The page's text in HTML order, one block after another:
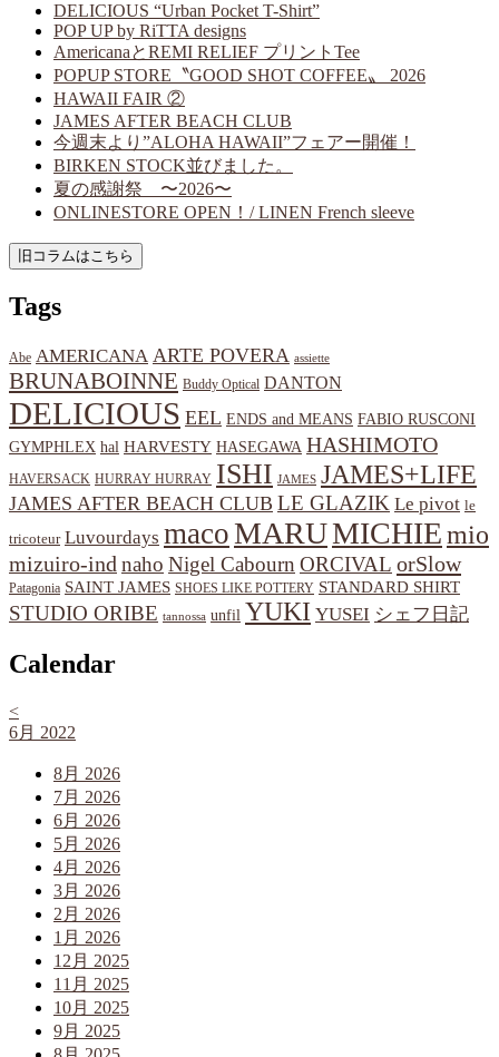
DELICIOUS “Urban Pocket T-Shirt”
POP UP by RiTTA designs
AmericanaとREMI RELIEF プリントTee
POPUP STORE〝GOOD SHOT COFFEE〟 2026
HAWAII FAIR ②
JAMES AFTER BEACH CLUB
今週末より”ALOHA HAWAII”フェアー開催！
BIRKEN STOCK並びました。
夏の感謝祭 〜2026〜
ONLINESTORE OPEN！/ LINEN French sleeve
Tags
Abe AMERICANA ARTE POVERA assiette
BRUNABOINNE Buddy Optical DANTON
DELICIOUS EEL ENDS and MEANS FABIO RUSCONI
GYMPHLEX hal HARVESTY HASEGAWA HASHIMOTO
HAVERSACK HURRAY HURRAY ISHI JAMES JAMES+LIFE
JAMES AFTER BEACH CLUB LE GLAZIK Le pivot le
tricoteur Luvourdays macoMARUMICHIEmio
mizuiro-ind naho Nigel Cabourn ORCIVAL orSlow
Patagonia SAINT JAMES SHOES LIKE POTTERY STANDARD SHIRT
STUDIO ORIBE tannossa unfil YUKI YUSEI シェフ日記
Calendar
<
6月 2022
8月 2026
7月 2026
6月 2026
5月 2026
4月 2026
3月 2026
2月 2026
1月 2026
12月 2025
11月 2025
10月 2025
9月 2025